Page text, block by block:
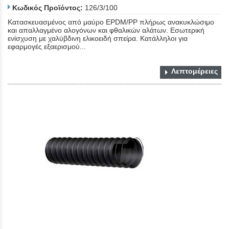
Κωδικός Προϊόντος: 126/3/100
Κατασκευασμένος από μαύρο EPDM/PP πλήρως ανακυκλώσιμο
και απαλλαγμένο αλογόνων και φθαλικών αλάτων. Εσωτερική
ενίσχυση με χαλύβδινη ελικοειδή σπείρα. Κατάλληλοι για
εφαρμογές εξαερισμού...
Λεπτομέρειες